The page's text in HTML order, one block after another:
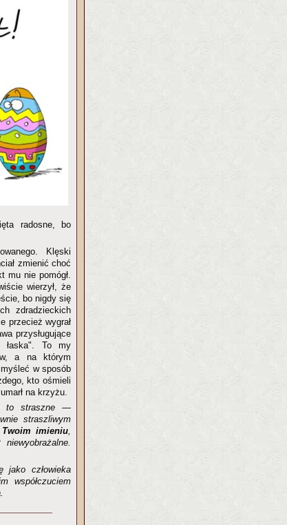
radosne, bo
Klęski
zmienić choć
mu nie pomógł.
wierzył, że
bo nigdy się
zdradzieckich
przecież wygrał
przysługujące
łaska". To my
a na którym
w sposób
kto ośmieli
na krzyżu.
to straszne—
straszliwym
imieniu,
człowieka
współczuciem